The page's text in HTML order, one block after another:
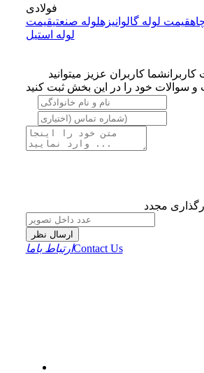
فولادی
قیمت لوله گالوانیزهلوله صنعتیقیمت
لوله استیل
شما کاربران عزیز میتوانید
و سوالات خود را در این بخش ثبت کنید
مجدد
ارسال نظر
ارتباط باماContact Us